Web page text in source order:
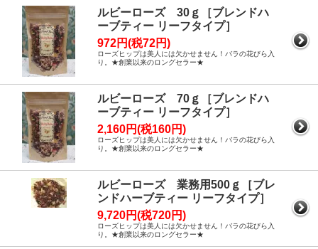
ルビーローズ 30ｇ［ブレンドハ
ーブティー リーフタイプ］
972円(税72円)
ローズヒップは美人には欠かせません！バラの花びら入
り。★創業以来のロングセラー★
ルビーローズ 70ｇ［ブレンドハ
ーブティー リーフタイプ］
2,160円(税160円)
ローズヒップは美人には欠かせません！バラの花びら入
り。★創業以来のロングセラー★
ルビーローズ 業務用500ｇ［ブレ
ンドハーブティー リーフタイプ］
9,720円(税720円)
ローズヒップは美人には欠かせません！バラの花びら入
り。★創業以来のロングセラー★